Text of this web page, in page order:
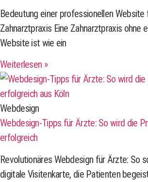
Bedeutung einer professionellen Website
Zahnarztpraxis Eine Zahnarztpraxis ohne
Website ist wie ein
Weiterlesen »
Webdesign
Webdesign-Tipps für Ärzte: So wird die
erfolgreich
Revolutionäres Webdesign für Ärzte: So
digitale Visitenkarte, die Patienten